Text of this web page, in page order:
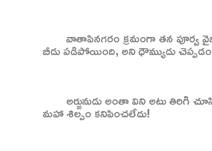
వాతాపినగరం క్రమంగా తన పూర్వ
బీడు పడిపోయింది, అని ధౌమ్యుడు
అర్జునుడు అంతా విని అటు
మహా శిల్పం కనిపించలేదు!